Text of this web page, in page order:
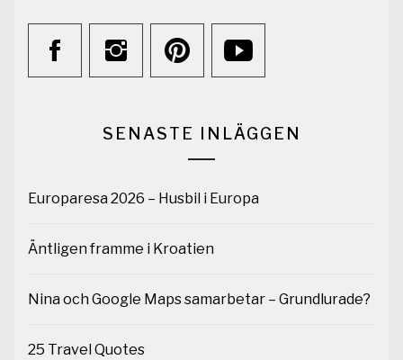
SENASTE INLÄGGEN
Europaresa 2026 – Husbil i Europa
Äntligen framme i Kroatien
Nina och Google Maps samarbetar – Grundlurade?
25 Travel Quotes